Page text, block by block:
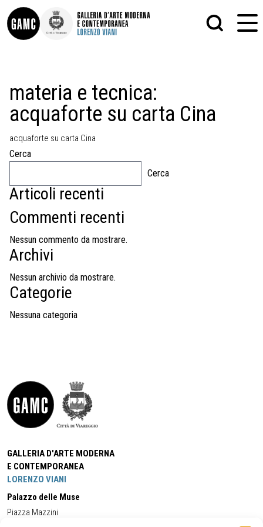
CONTATTI
DIDATTICA
SHOP
LE COLLEZIONI
GLI AUTORI
MOSTRE
EVENTI
PALAZZO DELLE MUSE
GRAFICA
PITTURA
SCULTURA
STAMPA
materia e tecnica:
acquaforte su carta Cina
acquaforte su carta Cina
Cerca
Cerca
Articoli recenti
Commenti recenti
Nessun commento da mostrare.
Archivi
Nessun archivio da mostrare.
Categorie
Nessuna categoria
GALLERIA D'ARTE MODERNA
E CONTEMPORANEA
LORENZO VIANI
Palazzo delle Muse
Piazza Mazzini